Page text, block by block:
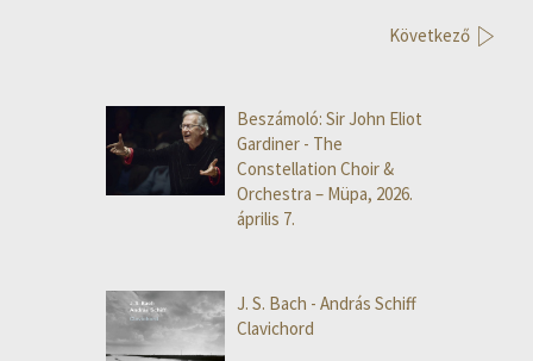
Következő
Beszámoló: Sir John Eliot
Gardiner - The
Constellation Choir &
Orchestra – Müpa, 2026.
április 7.
J. S. Bach - András Schiff:
Clavichord